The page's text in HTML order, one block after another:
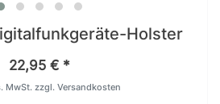
Holster
22,95 € *
MwSt. zzgl. Versandkosten